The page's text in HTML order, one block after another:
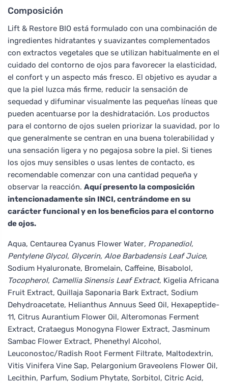
Composición
Lift & Restore BIO está formulado con una combinación de
ingredientes hidratantes y suavizantes complementados
con extractos vegetales que se utilizan habitualmente en el
cuidado del contorno de ojos para favorecer la elasticidad,
el confort y un aspecto más fresco. El objetivo es ayudar a
que la piel luzca más firme, reducir la sensación de
sequedad y difuminar visualmente las pequeñas líneas que
pueden acentuarse por la deshidratación. Los productos
para el contorno de ojos suelen priorizar la suavidad, por lo
que generalmente se centran en una buena tolerabilidad y
una sensación ligera y no pegajosa sobre la piel. Si tienes
los ojos muy sensibles o usas lentes de contacto, es
recomendable comenzar con una cantidad pequeña y
observar la reacción. Aquí presento la composición
intencionadamente sin INCI, centrándome en su
carácter funcional y en los beneficios para el contorno
de ojos.
Aqua, Centaurea Cyanus Flower Water, Propanediol,
Pentylene Glycol, Glycerin, Aloe Barbadensis Leaf Juice,
Sodium Hyaluronate, Bromelain, Caffeine, Bisabolol,
Tocopherol, Camellia Sinensis Leaf Extract, Kigelia Africana
Fruit Extract, Quillaja Saponaria Bark Extract, Sodium
Dehydroacetate, Helianthus Annuus Seed Oil, Hexapeptide-
11, Citrus Aurantium Flower Oil, Alteromonas Ferment
Extract, Crataegus Monogyna Flower Extract, Jasminum
Sambac Flower Extract, Phenethyl Alcohol,
Leuconostoc/Radish Root Ferment Filtrate, Maltodextrin,
Vitis Vinifera Vine Sap, Pelargonium Graveolens Flower Oil,
Lecithin, Parfum, Sodium Phytate, Sorbitol, Citric Acid,